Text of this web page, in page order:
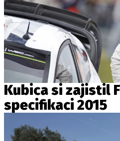
Kubica si zajistil
specifikaci 2015